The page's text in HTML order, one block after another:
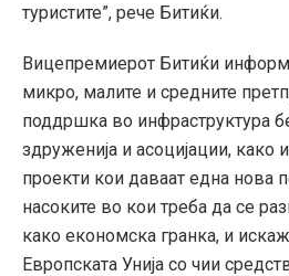
туристите”, рече Битиќи.
Вицепремиерот Битиќи
микро, малите и средните
поддршка во инфраструктура
здруженија и асоцијации, како
проекти кои даваат една нова
насоките во кои треба да се
како економска гранка, и
Европската Унија со чии